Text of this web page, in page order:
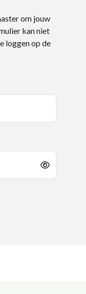
om jouw
kan niet
loggen op de